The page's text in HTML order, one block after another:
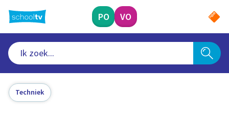
naar
hoofdinhoud
PO VO
Techniek